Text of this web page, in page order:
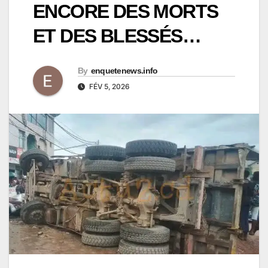
ENCORE DES MORTS
ET DES BLESSÉS…
By enquetenews.info
FÉV 5, 2026